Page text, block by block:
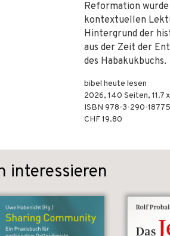
Reformation
kontextuellen
Hintergrund der
aus der Zeit der
des Habakukbuchs.
bibel heute lesen
2026, 140 Seiten, 11.7
ISBN 978-3-290-
CHF 19.80
interessieren